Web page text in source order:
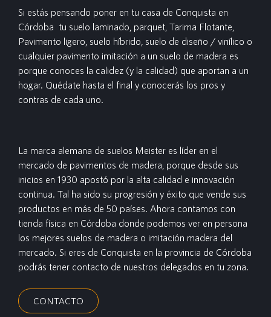
Si estás pensando poner en tu casa de Conquista en
Córdoba tu suelo laminado, parquet, Tarima Flotante,
Pavimento ligero, suelo híbrido, suelo de diseño / vinílico o
cualquier pavimento imitación a un suelo de madera es
porque conoces la calidez (y la calidad) que aportan a un
hogar. Quédate hasta el final y conocerás los pros y
contras de cada uno.
La marca alemana de suelos Meister es líder en el
mercado de pavimentos de madera, porque desde sus
inicios en 1930 apostó por la alta calidad e innovación
continua. Tal ha sido su progresión y éxito que vende sus
productos en más de 50 países. Ahora contamos con
tienda física en Córdoba donde podemos ver en persona
los mejores suelos de madera o imitación madera del
mercado. Si eres de Conquista en la provincia de Córdoba
podrás tener contacto de nuestros delegados en tu zona.
CONTACTO